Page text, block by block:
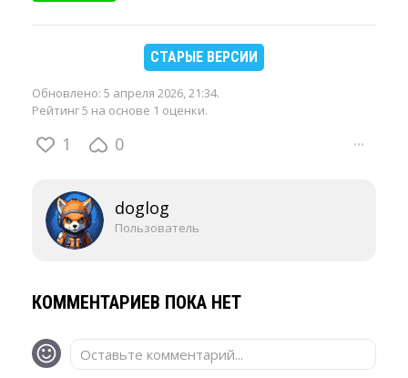
СТАРЫЕ ВЕРСИИ
Обновлено: 5 апреля 2026, 21:34.
Рейтинг 5 на основе 1 оценки.
1 0 ···
doglog
Пользователь
КОММЕНТАРИЕВ ПОКА НЕТ
Оставьте комментарий...